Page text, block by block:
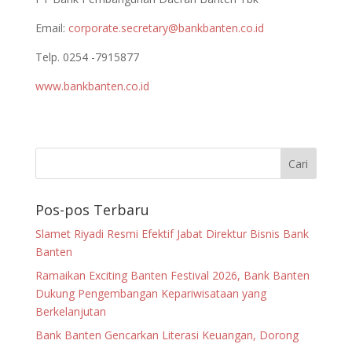
Email: corporate.secretary@bankbanten.co.id
Telp. 0254 -7915877
www.bankbanten.co.id
Pos-pos Terbaru
Slamet Riyadi Resmi Efektif Jabat Direktur Bisnis Bank
Banten
Ramaikan Exciting Banten Festival 2026, Bank Banten
Dukung Pengembangan Kepariwisataan yang
Berkelanjutan
Bank Banten Gencarkan Literasi Keuangan, Dorong